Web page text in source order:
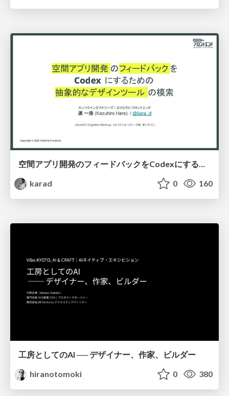
空間アプリ開発のフィードバックをCodexにするための抽象的なデザインツールの模索
karad
0 160
工房としてのAI ── デザイナー、作家、ビルダー
hiranotomoki
0 380